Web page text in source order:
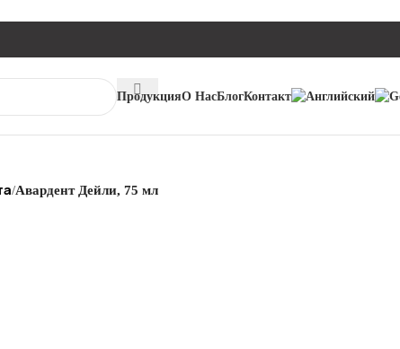
ПродукцияО НасБлогКонтакт
/Авардент Дейли, 75 мл